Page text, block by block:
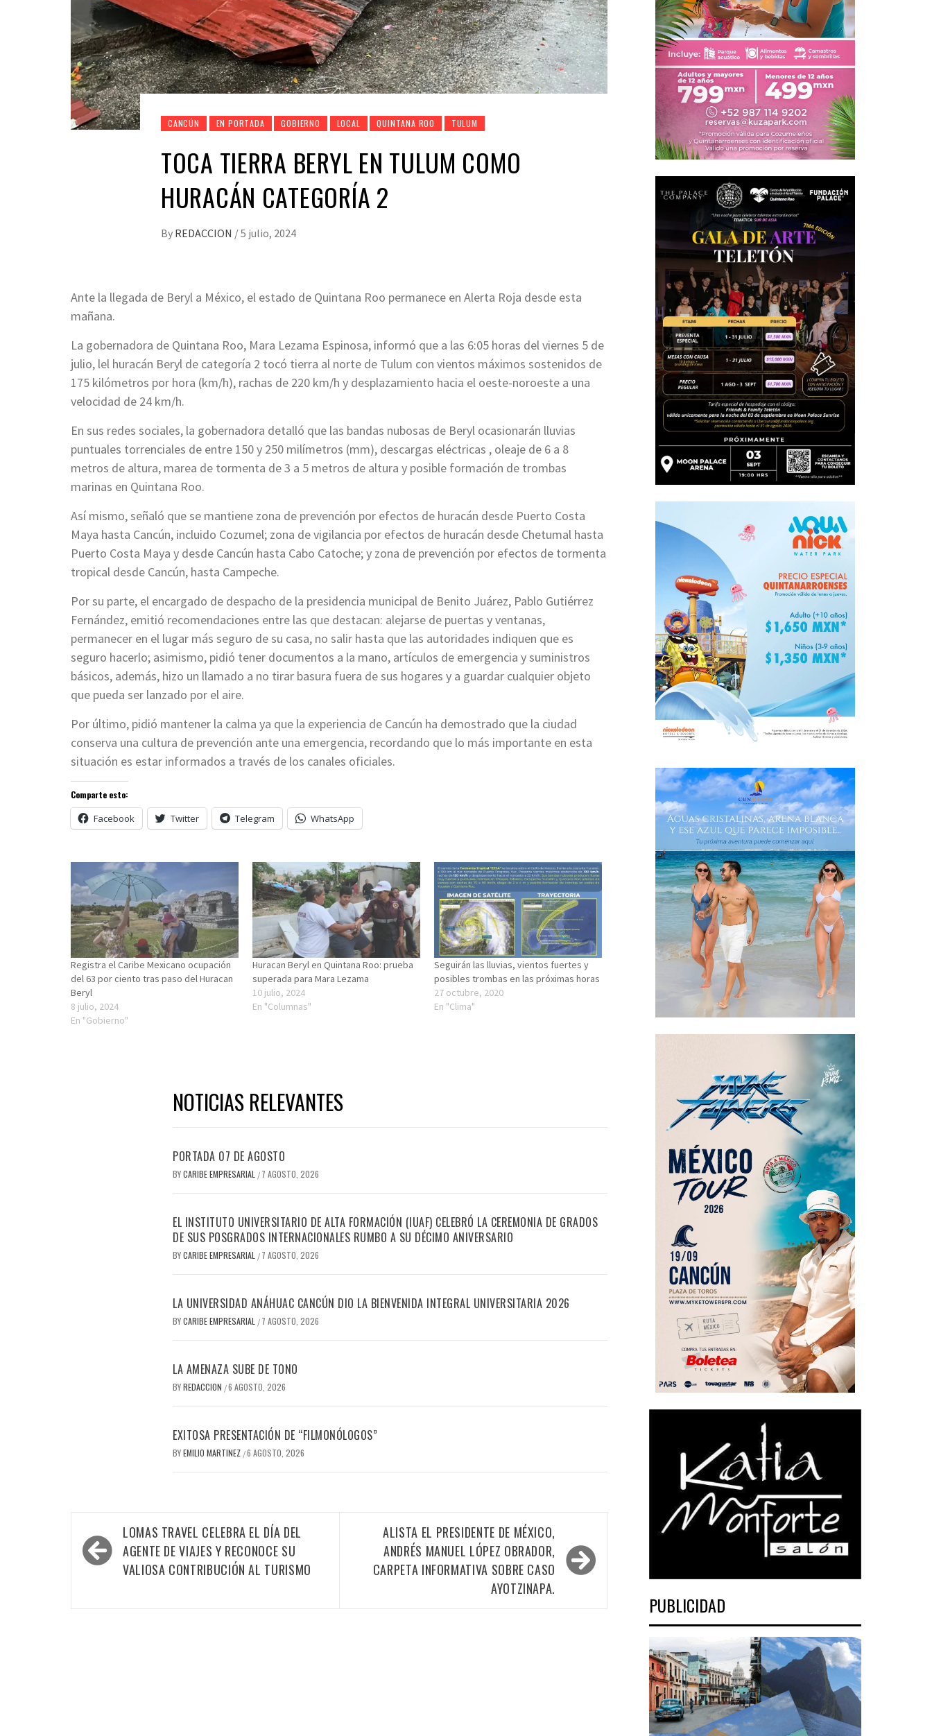
CANCÚN EN PORTADA GOBIERNO LOCAL QUINTANA ROO TULUM
TOCA TIERRA BERYL EN TULUM COMO
HURACÁN CATEGORÍA 2
By REDACCION /5 julio, 2024
Ante la llegada de Beryl a México, el estado de Quintana Roo permanece en Alerta Roja desde esta
mañana.
La gobernadora de Quintana Roo, Mara Lezama Espinosa, informó que a las 6:05 horas del viernes 5 de
julio, lel huracán Beryl de categoría 2 tocó tierra al norte de Tulum con vientos máximos sostenidos de
175 kilómetros por hora (km/h), rachas de 220 km/h y desplazamiento hacia el oeste-noroeste a una
velocidad de 24 km/h.
En sus redes sociales, la gobernadora detalló que las bandas nubosas de Beryl ocasionarán lluvias
puntuales torrenciales de entre 150 y 250 milímetros (mm), descargas eléctricas , oleaje de 6 a 8
metros de altura, marea de tormenta de 3 a 5 metros de altura y posible formación de trombas
marinas en Quintana Roo.
Así mismo, señaló que se mantiene zona de prevención por efectos de huracán desde Puerto Costa
Maya hasta Cancún, incluido Cozumel; zona de vigilancia por efectos de huracán desde Chetumal hasta
Puerto Costa Maya y desde Cancún hasta Cabo Catoche; y zona de prevención por efectos de tormenta
tropical desde Cancún, hasta Campeche.
Por su parte, el encargado de despacho de la presidencia municipal de Benito Juárez, Pablo Gutiérrez
Fernández, emitió recomendaciones entre las que destacan: alejarse de puertas y ventanas,
permanecer en el lugar más seguro de su casa, no salir hasta que las autoridades indiquen que es
seguro hacerlo; asimismo, pidió tener documentos a la mano, artículos de emergencia y suministros
básicos, además, hizo un llamado a no tirar basura fuera de sus hogares y a guardar cualquier objeto
que pueda ser lanzado por el aire.
Por último, pidió mantener la calma ya que la experiencia de Cancún ha demostrado que la ciudad
conserva una cultura de prevención ante una emergencia, recordando que lo más importante en esta
situación es estar informados a través de los canales oficiales.
Comparte esto:
Facebook Twitter Telegram WhatsApp
Registra el Caribe Mexicano ocupación
del 63 por ciento tras paso del Huracan
Beryl
8 julio, 2024
En "Gobierno"
Huracan Beryl en Quintana Roo: prueba
superada para Mara Lezama
10 julio, 2024
En "Columnas"
Seguirán las lluvias, vientos fuertes y
posibles trombas en las próximas horas
27 octubre, 2020
En "Clima"
NOTICIAS RELEVANTES
PORTADA 07 DE AGOSTO
BYCARIBE EMPRESARIAL / 7 AGOSTO, 2026
EL INSTITUTO UNIVERSITARIO DE ALTA FORMACIÓN (IUAF) CELEBRÓ LA CEREMONIA DE GRADOS
DE SUS POSGRADOS INTERNACIONALES RUMBO A SU DÉCIMO ANIVERSARIO
BYCARIBE EMPRESARIAL / 7 AGOSTO, 2026
LA UNIVERSIDAD ANÁHUAC CANCÚN DIO LA BIENVENIDA INTEGRAL UNIVERSITARIA 2026
BYCARIBE EMPRESARIAL / 7 AGOSTO, 2026
LA AMENAZA SUBE DE TONO
BYREDACCION /6 AGOSTO, 2026
EXITOSA PRESENTACIÓN DE “FILMONÓLOGOS”
BYEMILIO MARTINEZ /6 AGOSTO, 2026
Navegación
de
entradas
LOMAS TRAVEL CELEBRA EL DÍA DEL
AGENTE DE VIAJES Y RECONOCE SU
VALIOSA CONTRIBUCIÓN AL TURISMO
ALISTA EL PRESIDENTE DE MÉXICO,
ANDRÉS MANUEL LÓPEZ OBRADOR,
CARPETA INFORMATIVA SOBRE CASO
AYOTZINAPA.
PUBLICIDAD